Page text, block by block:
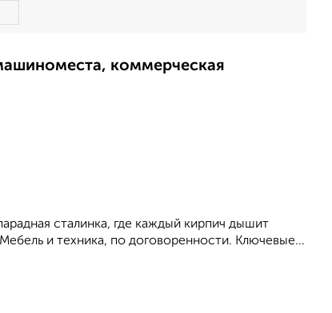
коммерческая
сталинка, где каждый кирпич дышит
и техника, по договоренности. Ключевые...